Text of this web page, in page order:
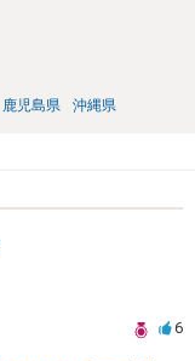
鹿児島県 沖縄県
6